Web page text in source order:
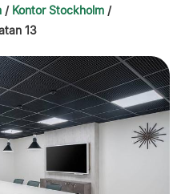
/ Kontor Stockholm /
13